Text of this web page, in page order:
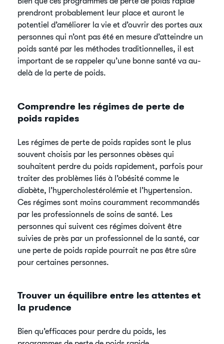
prendront probablement leur place et auront le
potentiel d’améliorer la vie et d’ouvrir des portes aux
personnes qui n’ont pas été en mesure d’atteindre un
poids santé par les méthodes traditionnelles, il est
important de se rappeler qu’une bonne santé va au-
delà de la perte de poids.
Comprendre les régimes de perte de
poids rapides
Les régimes de perte de poids rapides sont le plus
souvent choisis par les personnes obèses qui
souhaitent perdre du poids rapidement, parfois pour
traiter des problèmes liés à l’obésité comme le
diabète, l’hypercholestérolémie et l’hypertension.
Ces régimes sont moins couramment recommandés
par les professionnels de soins de santé. Les
personnes qui suivent ces régimes doivent être
suivies de près par un professionnel de la santé, car
une perte de poids rapide pourrait ne pas être sûre
pour certaines personnes.
Trouver un équilibre entre les attentes et
la prudence
Bien qu’efficaces pour perdre du poids, les